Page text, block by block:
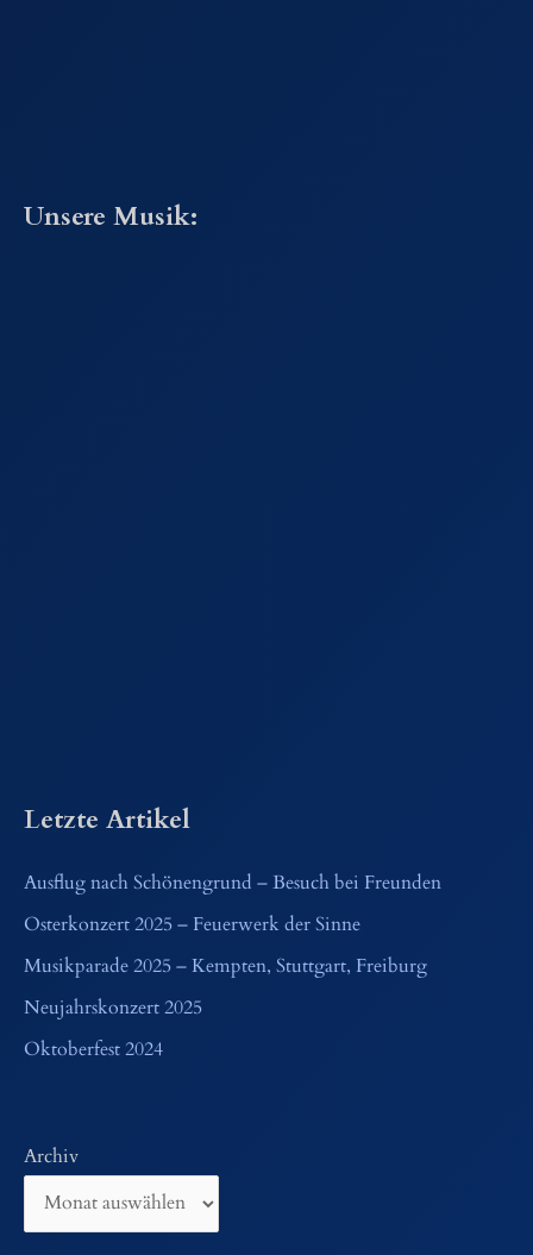
Unsere Musik:
Letzte Artikel
Ausflug nach Schönengrund – Besuch bei Freunden
Osterkonzert 2025 – Feuerwerk der Sinne
Musikparade 2025 – Kempten, Stuttgart, Freiburg
Neujahrskonzert 2025
Oktoberfest 2024
Archiv